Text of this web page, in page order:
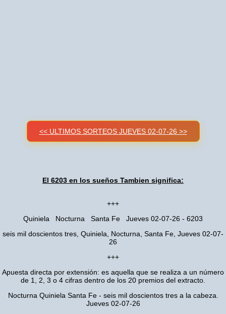
<< ULTIMOS SORTEOS JUEVES 02-07-26 >>
El 6203 en los sueños Tambien significa:
+++
Quiniela Nocturna Santa Fe Jueves 02-07-26 - 6203
seis mil doscientos tres, Quiniela, Nocturna, Santa Fe, Jueves 02-07-
26
+++
Apuesta directa por extensión: es aquella que se realiza a un número
de 1, 2, 3 o 4 cifras dentro de los 20 premios del extracto.
Nocturna Quiniela Santa Fe - seis mil doscientos tres a la cabeza.
Jueves 02-07-26